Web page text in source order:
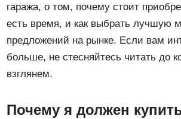
гаража, о том, почему стоит
есть время, и как выбрать лучшую
предложений на рынке. Если вам
больше, не стесняйтесь читать до
взглянем.
Почему я должен